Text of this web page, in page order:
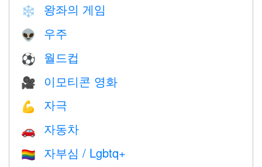
❄️ 왕좌의 게임
👽 우주
⚽ 월드컵
🎥 이모티콘 영화
💪 자극
🚗 자동차
🏳️‍🌈 자부심 / Lgbtq+